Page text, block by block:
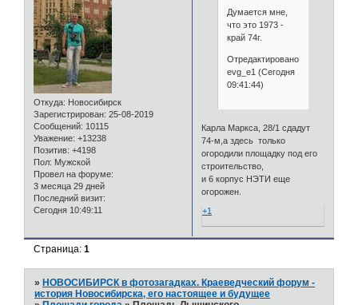
Откуда: Новосибирск
Зарегистрирован: 25-08-2019
Сообщений: 10115
Уважение: +13238
Позитив: +4198
Пол: Мужской
Провел на форуме:
3 месяца 29 дней
Последний визит:
Сегодня 10:49:11
Думается мне,
что это 1973 -
край 74г.
Отредактировано
evg_e1 (Сегодня
09:41:44)
Карла Маркса, 28/1 сдадут
74-м,а здесь только
огородили площадку под его
строительство,
и 6 корпус НЭТИ еще
огорожен.
+1
Страница:1
»НОВОСИБИРСК в фотозагадках. Краеведческий форум -
история Новосибирска, его настоящее и будущее